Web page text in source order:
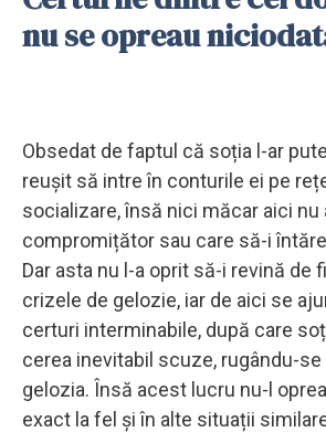
nu se opreau
Obsedat de faptul că soția l-ar
reușit să intre în conturile ei pe
socializare, însă nici măcar aici
compromițător sau care să-i
Dar asta nu l-a oprit să-i revină de
crizele de gelozie, iar de aici se
certuri interminabile, după care
cerea inevitabil scuze, rugându-
gelozia. Însă acest lucru nu-l
exact la fel și în alte situații